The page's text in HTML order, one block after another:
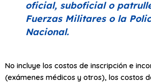
oficial, suboficial o
Fuerzas Militares o la
Nacional.
No incluye los costos de inscripción e
(exámenes médicos y otros), los costos